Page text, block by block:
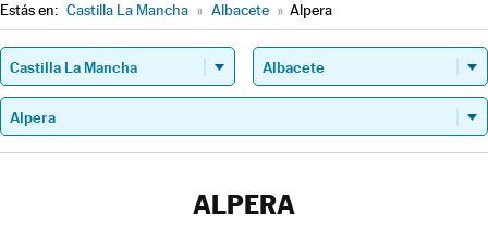
Estás en: Castilla La Mancha » Albacete » Alpera
ALPERA